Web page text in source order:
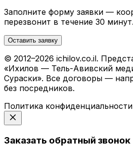
Заполните форму заявки —
перезвонит в течение 30 минут.
Оставить заявку
© 2012–2026 ichilov.co.il.
«Ихилов — Тель-Авивский
Сураски». Все договоры —
без посредников.
Политика конфиденциальности
Заказать обратный звонок